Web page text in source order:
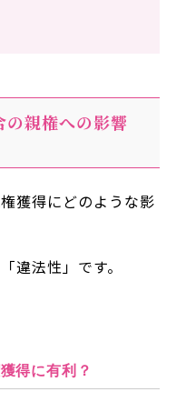
親権への影響
獲得にどのような影
違法性」です。
得に有利？